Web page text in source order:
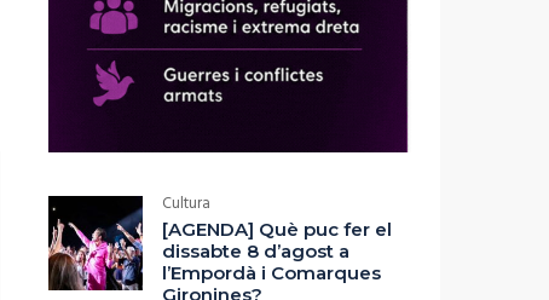
Cultura
[AGENDA] Què puc fer el
dissabte 8 d’agost a
l’Empordà i Comarques
Gironines?